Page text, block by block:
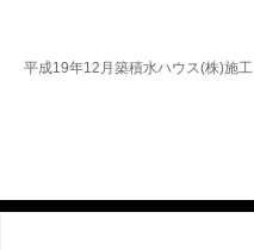
平成19年12月築積水ハウス(株)施工